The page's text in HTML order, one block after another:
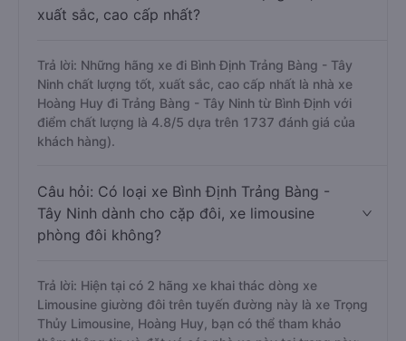
xuất sắc, cao cấp nhất?
Trả lời: Những hãng xe đi Bình Định Trảng Bàng - Tây
Ninh chất lượng tốt, xuất sắc, cao cấp nhất là nhà xe
Hoàng Huy đi Trảng Bàng - Tây Ninh từ Bình Định với
điểm chất lượng là 4.8/5 dựa trên 1737 đánh giá của
khách hàng).
Câu hỏi: Có loại xe Bình Định Trảng Bàng -
Tây Ninh dành cho cặp đôi, xe limousine
phòng đôi không?
Trả lời: Hiện tại có 2 hãng xe khai thác dòng xe
Limousine giường đôi trên tuyến đường này là xe Trọng
Thủy Limousine, Hoàng Huy, bạn có thể tham khảo